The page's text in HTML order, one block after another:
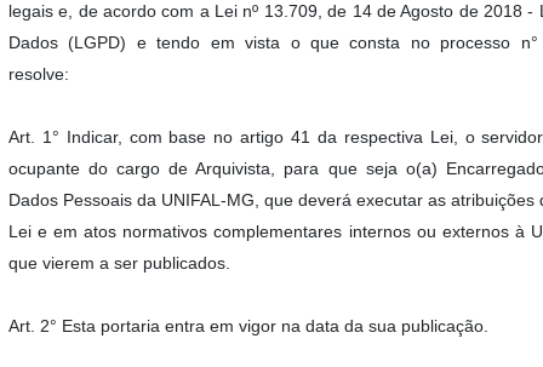
legais e, de acordo com a Lei nº 13.709, de 14 de Agosto de 2018 -
Dados (LGPD) e tendo em vista o que consta no processo n°
resolve:
Art. 1° Indicar, com base no artigo 41 da respectiva Lei, o
ocupante do cargo de Arquivista, para que seja o(a)
Dados Pessoais da UNIFAL-MG, que deverá executar as
Lei e em atos normativos complementares internos ou externos à
que vierem a ser publicados.
Art. 2° Esta portaria entra em vigor na data da sua publicação.